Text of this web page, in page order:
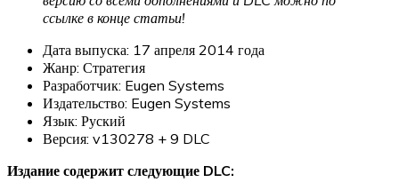
ссылке в конце статьи!
Дата выпуска: 17 апреля 2014 года
Жанр: Стратегия
Разработчик: Eugen Systems
Издательство: Eugen Systems
Язык: Руский
Версия: v130278 + 9 DLC
Издание содержит следующие DLC: